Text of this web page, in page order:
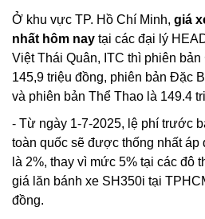
Ở khu vực TP. Hồ Chí Minh, giá
nhất hôm nay tại các đại lý
Việt Thái Quân, ITC thì phiên
145,9 triệu đồng, phiên bản Đặc
và phiên bản Thể Thao là 149.4
- Từ ngày 1-7-2025, lệ phí trước
toàn quốc sẽ được thống nhất áp
là 2%, thay vì mức 5% tại các đô
giá lăn bánh xe SH350i tại
đồng.